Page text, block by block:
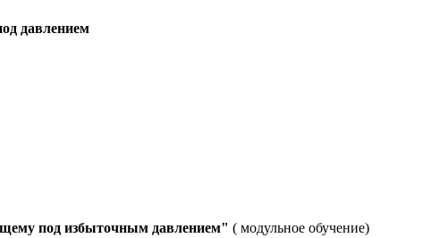
давлением
под избыточным давлением" ( модульное обучение)